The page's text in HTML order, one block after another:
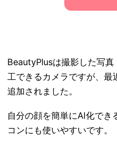
BeautyPlusは撮影した写
工できるカメラですが、最
追加されました。
自分の顔を簡単にAI化でき
コンにも使いやすいです。